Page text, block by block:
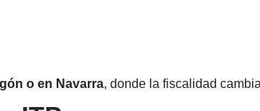
o en Navarra, donde la fiscalidad